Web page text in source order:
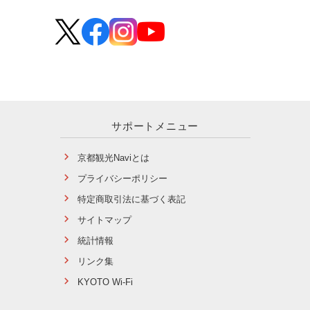
サポートメニュー
京都観光Naviとは
プライバシーポリシー
特定商取引法に基づく表記
サイトマップ
統計情報
リンク集
KYOTO Wi-Fi